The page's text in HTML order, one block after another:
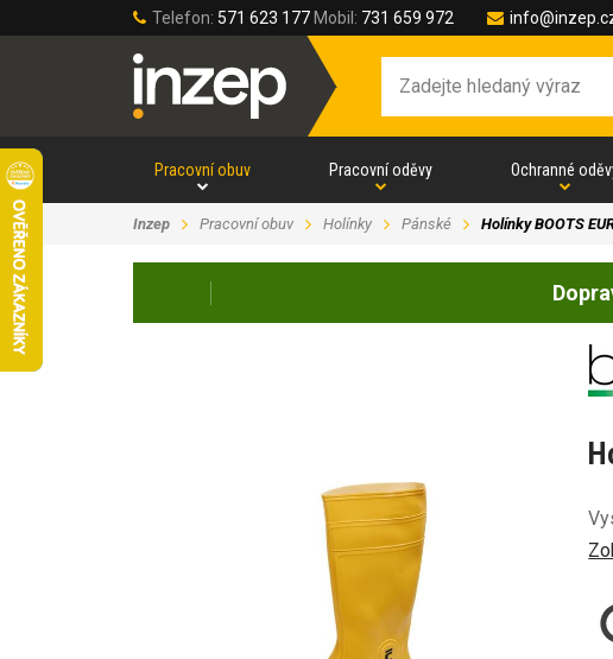
Telefon: 571 623 177 Mobil: 731 659 972
Pracovní obuv Pracovní oděvy Ochranné
Inzep Pracovní obuv Holínky Pánské Holínky BOOTS